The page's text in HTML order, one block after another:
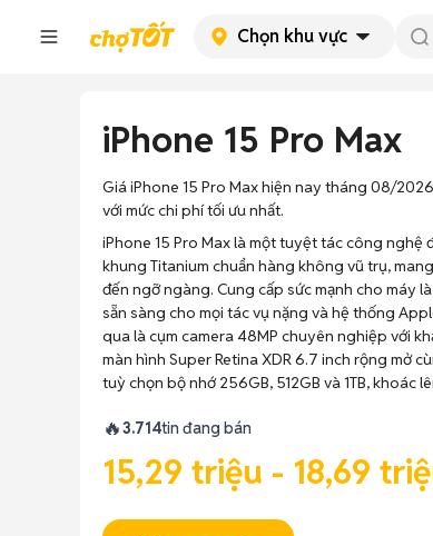
Chọn khu vực
iPhone 15 Pro Max
Giá iPhone 15 Pro Max hiện nay tháng 08/
với mức chi phí tối ưu nhất.
iPhone 15 Pro Max là một tuyệt tác công
khung Titanium chuẩn hàng không vũ trụ,
đến ngỡ ngàng. Cung cấp sức mạnh cho máy
sẵn sàng cho mọi tác vụ nặng và hệ thống
qua là cụm camera 48MP chuyên nghiệp với
màn hình Super Retina XDR 6.7 inch rộng mở
tuỳ chọn bộ nhớ 256GB, 512GB và 1TB, khoác
🔥3.714tin đang bán
15,29 triệu - 18,69